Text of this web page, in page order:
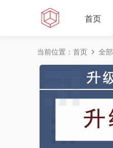
首页
当前位置： 首页 全部